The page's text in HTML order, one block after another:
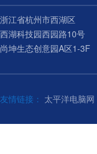
浙江省杭州市西湖区
西湖科技园西园路10号
尚坤生态创意园A区1-3F
友情链接： 太平洋电脑网